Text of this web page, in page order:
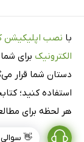
👋 سوالی
با نصب اپلیکیشن
الکترونیک برای
دستان شما قرار
استفاده کنید؛
هر لحظه برای